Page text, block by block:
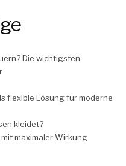
Die wichtigsten
flexible Lösung für moderne
kleidet?
maximaler Wirkung